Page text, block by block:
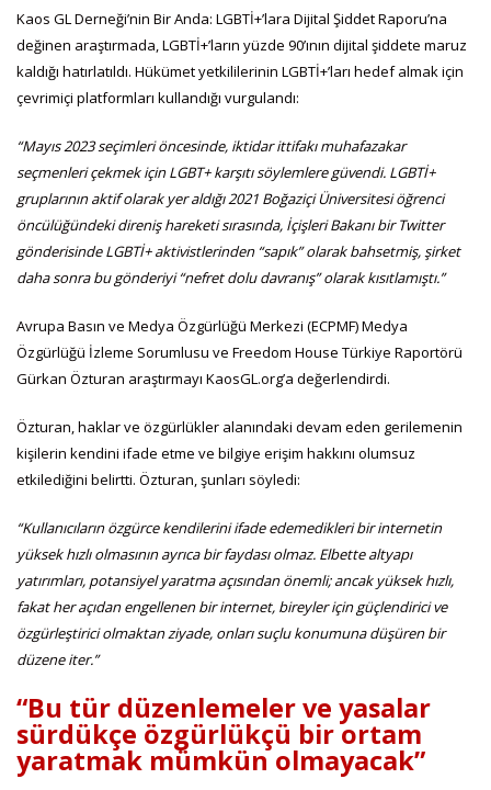
Kaos GL Derneği’nin Bir Anda: LGBTİ+’lara Dijital Şiddet Raporu’na
değinen araştırmada, LGBTİ+’ların yüzde 90’ının dijital şiddete maruz
kaldığı hatırlatıldı. Hükümet yetkililerinin LGBTİ+’ları hedef almak için
çevrimiçi platformları kullandığı vurgulandı:
“Mayıs 2023 seçimleri öncesinde, iktidar ittifakı muhafazakar
seçmenleri çekmek için LGBT+ karşıtı söylemlere güvendi. LGBTİ+
gruplarının aktif olarak yer aldığı 2021 Boğaziçi Üniversitesi öğrenci
öncülüğündeki direniş hareketi sırasında, İçişleri Bakanı bir Twitter
gönderisinde LGBTİ+ aktivistlerinden “sapık” olarak bahsetmiş, şirket
daha sonra bu gönderiyi “nefret dolu davranış” olarak kısıtlamıştı.”
Avrupa Basın ve Medya Özgürlüğü Merkezi (ECPMF) Medya
Özgürlüğü İzleme Sorumlusu ve Freedom House Türkiye Raportörü
Gürkan Özturan araştırmayı KaosGL.org’a değerlendirdi.
Özturan, haklar ve özgürlükler alanındaki devam eden gerilemenin
kişilerin kendini ifade etme ve bilgiye erişim hakkını olumsuz
etkilediğini belirtti. Özturan, şunları söyledi:
“Kullanıcıların özgürce kendilerini ifade edemedikleri bir internetin
yüksek hızlı olmasının ayrıca bir faydası olmaz. Elbette altyapı
yatırımları, potansiyel yaratma açısından önemli; ancak yüksek hızlı,
fakat her açıdan engellenen bir internet, bireyler için güçlendirici ve
özgürleştirici olmaktan ziyade, onları suçlu konumuna düşüren bir
düzene iter.”
“Bu tür düzenlemeler ve yasalar
sürdükçe özgürlükçü bir ortam
yaratmak mümkün olmayacak”